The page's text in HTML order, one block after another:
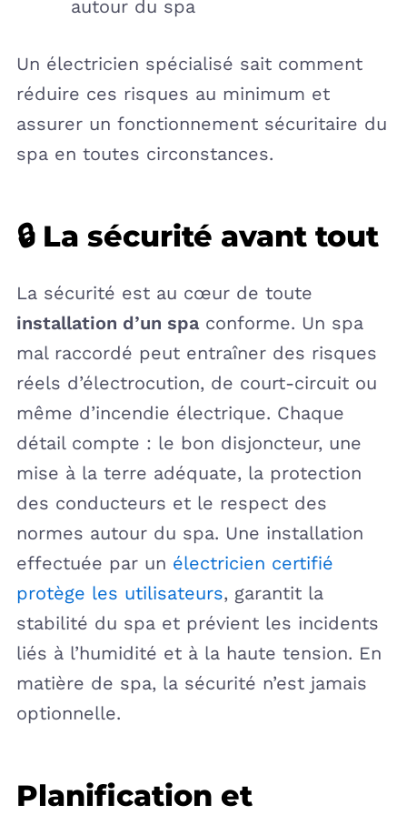
autour du spa
Un électricien spécialisé sait comment
réduire ces risques au minimum et
assurer un fonctionnement sécuritaire du
spa en toutes circonstances.
🔒 La sécurité avant tout
La sécurité est au cœur de toute
installation d’un spaconforme. Un spa
mal raccordé peut entraîner des risques
réels d’électrocution, de court-circuit ou
même d’incendie électrique. Chaque
détail compte : le bon disjoncteur, une
mise à la terre adéquate, la protection
des conducteurs et le respect des
normes autour du spa. Une installation
effectuée par un électricien certifié
protège les utilisateurs, garantit la
stabilité du spa et prévient les incidents
liés à l’humidité et à la haute tension. En
matière de spa, la sécurité n’est jamais
optionnelle.
Planification et